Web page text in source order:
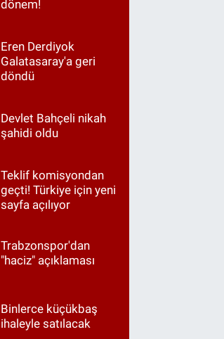
dönem!
Eren Derdiyok
Galatasaray'a geri
döndü
Devlet Bahçeli nikah
şahidi oldu
Teklif komisyondan
geçti! Türkiye için yeni
sayfa açılıyor
Trabzonspor'dan
"haciz" açıklaması
Binlerce küçükbaş
ihaleyle satılacak